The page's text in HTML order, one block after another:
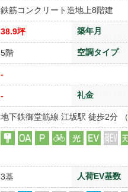
鉄筋コンクリート造地上8階建
38.9坪 築年月
5階 空調タイプ
-
- 礼金
地下鉄御堂筋線 江坂駅 徒歩2分 （
3基 人荷EV基数